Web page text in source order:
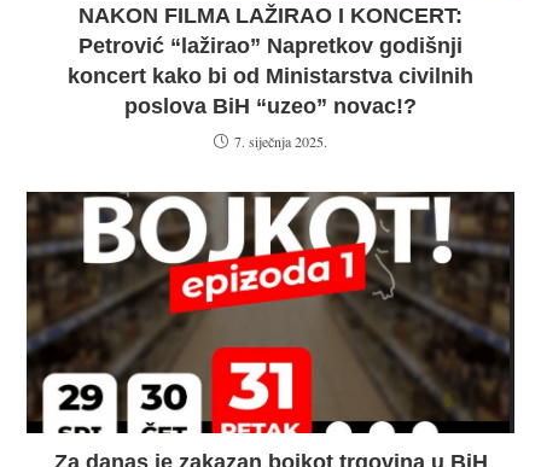
NAKON FILMA LAŽIRAO I KONCERT:
Petrović “lažirao” Napretkov godišnji
koncert kako bi od Ministarstva civilnih
poslova BiH “uzeo” novac!?
7. siječnja 2025.
Za danas je zakazan bojkot trgovina u BiH